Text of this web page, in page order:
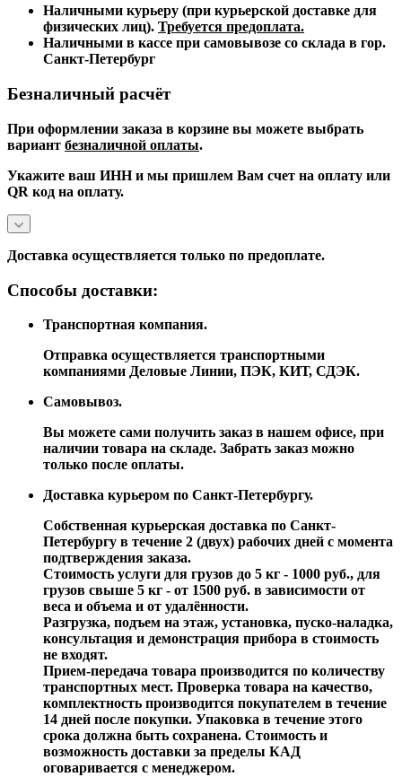
Наличными курьеру (при курьерской доставке для
физических лиц). Требуется предоплата.
Наличными в кассе при самовывозе со склада в гор.
Санкт-Петербург
Безналичный расчёт
При оформлении заказа в корзине вы можете выбрать
вариант безналичной оплаты.
Укажите ваш ИНН и мы пришлем Вам счет на оплату или
QR код на оплату.
Доставка осуществляется только по предоплате.
Способы доставки:
Транспортная компания.
Отправка осуществляется транспортными
компаниями Деловые Линии, ПЭК, КИТ, СДЭК.
Самовывоз.
Вы можете сами получить заказ в нашем офисе, при
наличии товара на складе. Забрать заказ можно
только после оплаты.
Доставка курьером по Санкт-Петербургу.
Собственная курьерская доставка по Санкт-
Петербургу в течение 2 (двух) рабочих дней с момента
подтверждения заказа.
Стоимость услуги для грузов до 5 кг - 1000 руб., для
грузов свыше 5 кг - от 1500 руб. в зависимости от
веса и объема и от удалённости.
Разгрузка, подъем на этаж, установка, пуско-наладка,
консультация и демонстрация прибора в стоимость
не входят.
Прием-передача товара производится по количеству
транспортных мест. Проверка товара на качество,
комплектность производится покупателем в течение
14 дней после покупки. Упаковка в течение этого
срока должна быть сохранена. Стоимость и
возможность доставки за пределы КАД
оговаривается с менеджером.